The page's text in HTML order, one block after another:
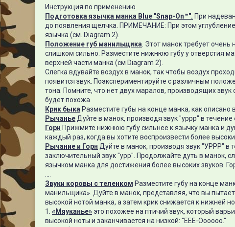
Инструкция по применению.
Подготовка язычка манка Blue "Snap-On™". При
до появления щелчка. ПРИМЕЧАНИЕ: При этом
язычка (см. Diagram 2).
Положение губ манильщика . Этот манок требует
слишком сильно. Разместите нижнюю губу у отверстия
верхней части манка (см Diagram 2).
Слегка вдувайте воздух в манок, так чтобы воздух
появится звук. Поэкспериментируйте с различным
тона. Помните, что нет двух маралов, производящих
будет похожа.
Крик быка Разместите губы на конце манка, как описано
Рычанье Дуйте в манок, производя звук "уррр" в течение
Горн Прижмите нижнюю губу сильнее к язычку манка и
каждый раз, когда вы хотите воспроизвести более
Рычание и Горн Дуйте в манок, производя звук "УРРР" в
заключительный звук "урр". Продолжайте дуть в манок,
язычком манка для достижения более высоких звуков.
Звуки коровы с теленком Разместите губу на конце
манильщика». Дуйте в манок, представляя, что вы
высокой нотой манка, а затем крик снижается к нижней
1. «Мяуканье»это похожее на птичий звук, который
высокой ноты и заканчивается на низкой: "EEE-Oooooo."